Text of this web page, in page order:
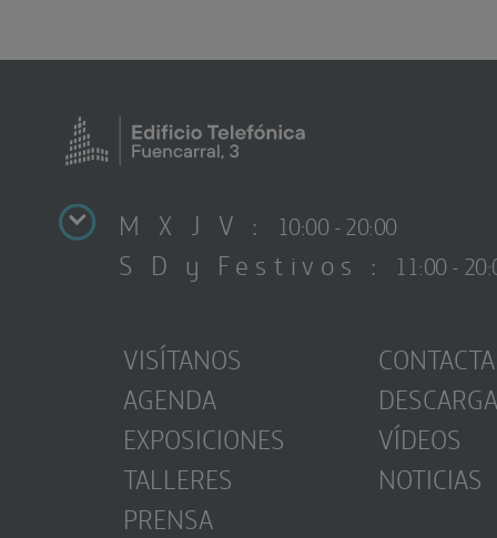
M X J V : 10:00 - 20:00
S D y Festivos : 11:00 -
VISÍTANOS
AGENDA
EXPOSICIONES
TALLERES
PRENSA
CONTACTA
VÍDEOS
NOTICIAS